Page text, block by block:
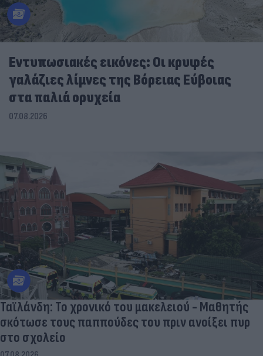
Εντυπωσιακές εικόνες: Οι κρυφές
γαλάζιες λίμνες της Βόρειας Εύβοιας
στα παλιά ορυχεία
07.08.2026
Ταϊλάνδη: Το χρονικό του μακελειού - Μαθητής
σκότωσε τους παππούδες του πριν ανοίξει πυρ
στο σχολείο